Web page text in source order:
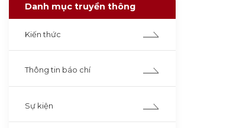
Danh mục truyền thông
Kiến thức
Thông tin báo chí
Sự kiện